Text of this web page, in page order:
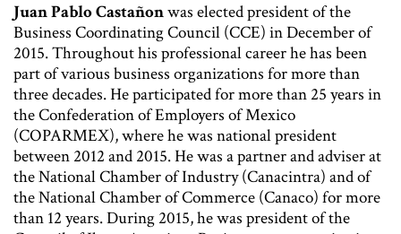
Juan Pablo Castañonwas elected president of the
Business Coordinating Council (CCE) in December of
2015. Throughout his professional career he has been
part of various business organizations for more than
three decades. He participated for more than 25 years in
the Confederation of Employers of Mexico
(COPARMEX), where he was national president
between 2012 and 2015. He was a partner and adviser at
the National Chamber of Industry (Canacintra) and of
the National Chamber of Commerce (Canaco) for more
than 12 years. During 2015, he was president of the